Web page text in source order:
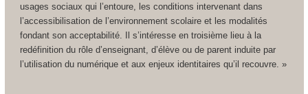
usages sociaux qui l’entoure, les conditions intervenant dans
l’accessibilisation de l’environnement scolaire et les modalités
fondant son acceptabilité. Il s’intéresse en troisième lieu à la
redéfinition du rôle d’enseignant, d’élève ou de parent induite par
l’utilisation du numérique et aux enjeux identitaires qu’il recouvre. »